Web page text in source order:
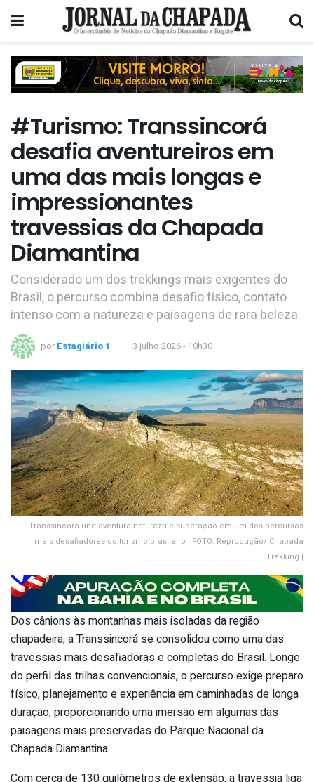
#Turismo: Transsincorá
desafia aventureiros em
uma das mais longas e
impressionantes
travessias da Chapada
Diamantina
Considerado um dos trekkings mais exigentes do
Brasil, o percurso combina desafio físico, contato
intenso com a natureza e paisagens de rara beleza.
por Estagiário 1 3 julho 2026 - 10h30
Transsincorá une aventura natureza e superação em um dos percursos
mais desafiadores do turismo brasileiro | FOTO: Reprodução/ Chapada
Trekking |
Dos cânions às montanhas mais isoladas da região
chapadeira, a Transsincorá se consolidou como uma das
travessias mais desafiadoras e completas do Brasil. Longe
do perfil das trilhas convencionais, o percurso exige preparo
físico, planejamento e experiência em caminhadas de longa
duração, proporcionando uma imersão em algumas das
paisagens mais preservadas do Parque Nacional da
Chapada Diamantina.
Com cerca de 130 quilômetros de extensão, a travessia liga